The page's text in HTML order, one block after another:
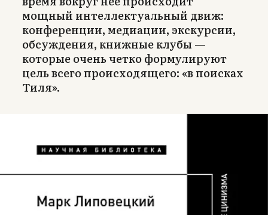
мощный интеллектуальный движ:
конференции, медиации, экскурсии,
обсуждения, книжные клубы —
которые очень четко формулируют
цель всего происходящего: «в поисках
Тиля».